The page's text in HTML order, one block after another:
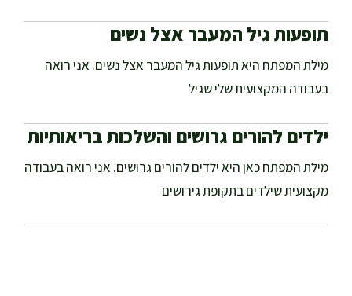
תופעות גיל המעבר אצל נשים
מילת המפתח היא תופעות גיל המעבר אצל נשים. אני רואה
בעבודה המקצועית שלי שגיל
ילדים להורים גרושים והשלכות בריאותיות
מילת המפתח כאן היא ילדים להורים גרושים. אני רואה בעבודה
מקצועית שילדים בתקופת גירושים